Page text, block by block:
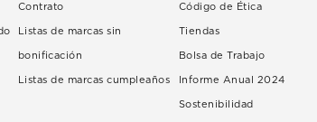
Contrato
Listas de marcas sin
bonificación
Listas de marcas cumpleaños
Código de Ética
Tiendas
Bolsa de Trabajo
Informe Anual 2024
Sostenibilidad